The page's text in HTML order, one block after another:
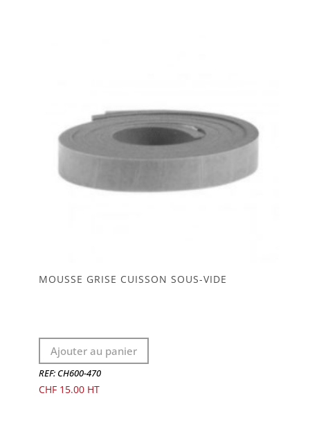
MOUSSE GRISE CUISSON SOUS-VIDE
Ajouter au panier
REF: CH600-470
CHF15.00